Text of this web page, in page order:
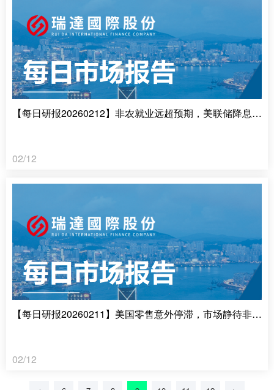
【每日研报20260212】非农就业远超预期，美联储降息预期重挫
02/12
【每日研报20260211】美国零售意外停滞，市场静待非农数据
02/12